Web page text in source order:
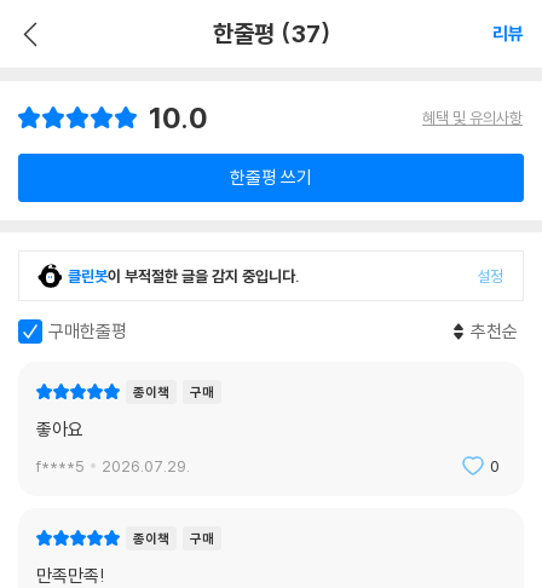
한줄평 (37) 리뷰
10.0 혜택 및 유의사항
한줄평 쓰기
클린봇이 부적절한 글을 감지 중입니다. 설정
구매한줄평 추천순
종이책 구매
좋아요
f****5 2026.07.29. 0
종이책 구매
만족만족!